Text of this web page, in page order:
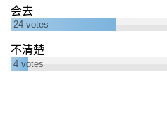
会去
24 votes
不清楚
4 votes